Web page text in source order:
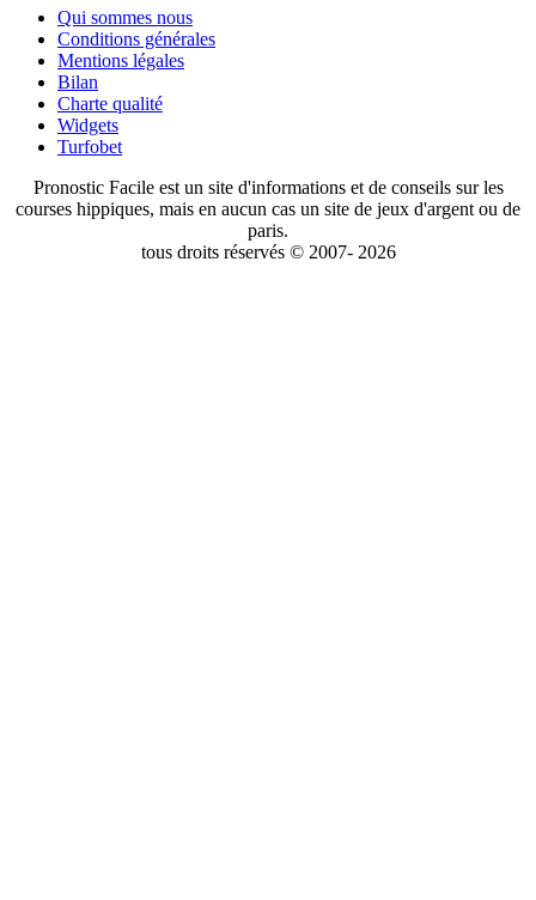
Qui sommes nous
Conditions générales
Mentions légales
Bilan
Charte qualité
Widgets
Turfobet
Pronostic Facile est un site d'informations et de conseils sur les
courses hippiques, mais en aucun cas un site de jeux d'argent ou de
paris.
tous droits réservés © 2007- 2026